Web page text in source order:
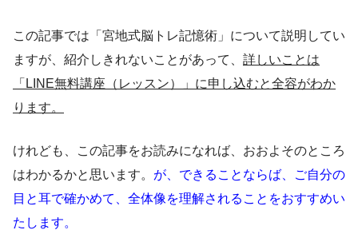
この記事では「宮地式脳トレ記憶術」について説明してい
ますが、紹介しきれないことがあって、 詳しいことは
「LINE無料講座（レッスン）」に申し込むと全容がわか
ります。
けれども、この記事をお読みになれば、おおよそのところ
はわかるかと思います。 が、できることならば、ご自分の
目と耳で確かめて、全体像を理解されることをおすすめい
たします。